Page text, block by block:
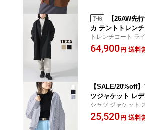
【26AW先
カ テントトレン
ディース 撥水 日
ート アウター ビ
トレンチコート ラ
春 アウター TBFS-
64,900 円 送料
【SALE/20%off
ツジャケット レ
100% 綿100%
り 一枚仕立て 体
シャツ ジャケット
OCHET クロシェ
25,520 円 送料